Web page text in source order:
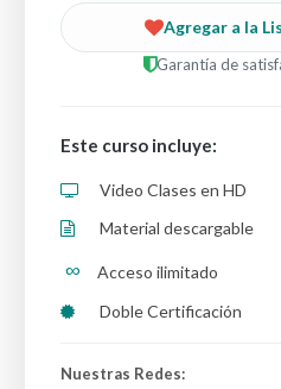
Agregar a la
Garantía de
Este curso incluye:
Video Clases en HD
Material descargable
∞
Acceso ilimitado
Doble Certificación
Nuestras Redes: